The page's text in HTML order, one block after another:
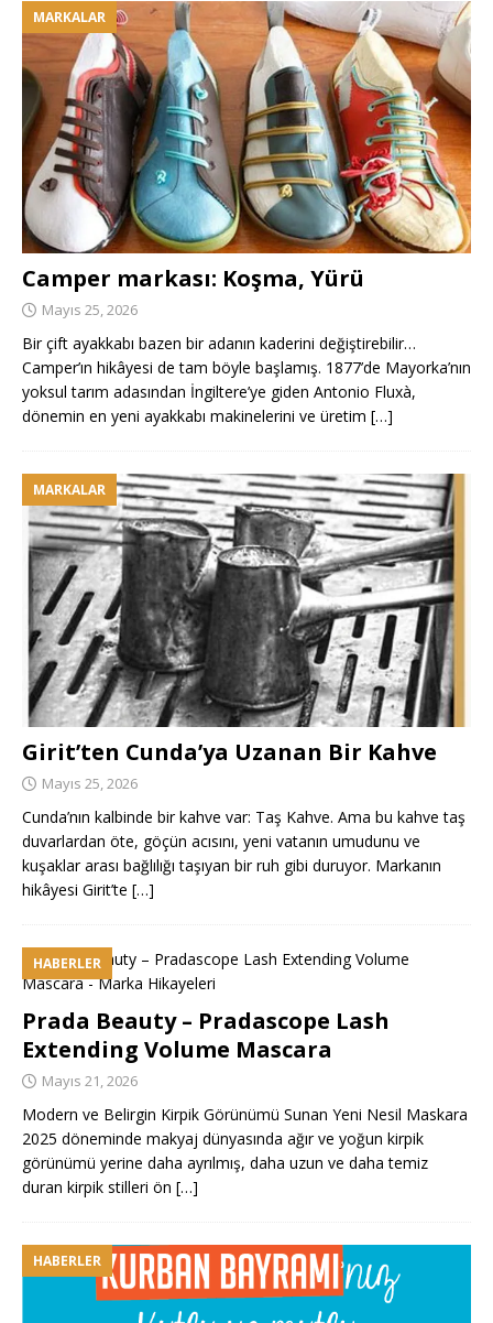
MARKALAR
Camper markası: Koşma, Yürü
Mayıs 25, 2026
Bir çift ayakkabı bazen bir adanın kaderini değiştirebilir…
Camper’ın hikâyesi de tam böyle başlamış. 1877’de Mayorka’nın
yoksul tarım adasından İngiltere’ye giden Antonio Fluxà,
dönemin en yeni ayakkabı makinelerini ve üretim […]
MARKALAR
Girit’ten Cunda’ya Uzanan Bir Kahve
Mayıs 25, 2026
Cunda’nın kalbinde bir kahve var: Taş Kahve. Ama bu kahve taş
duvarlardan öte, göçün acısını, yeni vatanın umudunu ve
kuşaklar arası bağlılığı taşıyan bir ruh gibi duruyor. Markanın
hikâyesi Girit’te […]
HABERLER
Prada Beauty – Pradascope Lash
Extending Volume Mascara
Mayıs 21, 2026
Modern ve Belirgin Kirpik Görünümü Sunan Yeni Nesil Maskara
2025 döneminde makyaj dünyasında ağır ve yoğun kirpik
görünümü yerine daha ayrılmış, daha uzun ve daha temiz
duran kirpik stilleri ön […]
HABERLER